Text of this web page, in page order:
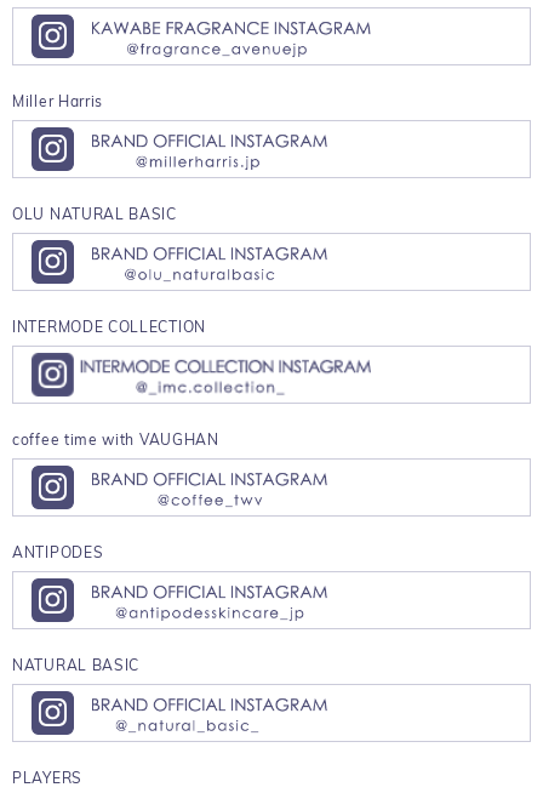
Miller Harris
OLU NATURAL BASIC
INTERMODE COLLECTION
coffee time with VAUGHAN
ANTIPODES
NATURAL BASIC
PLAYERS